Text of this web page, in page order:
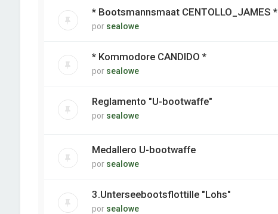
* Bootsmannsmaat CENTOLLO_JAMES *
por sealowe
* Kommodore CANDIDO *
por sealowe
Reglamento "U-bootwaffe"
por sealowe
Medallero U-bootwaffe
por sealowe
3.Unterseebootsflottille "Lohs"
por sealowe